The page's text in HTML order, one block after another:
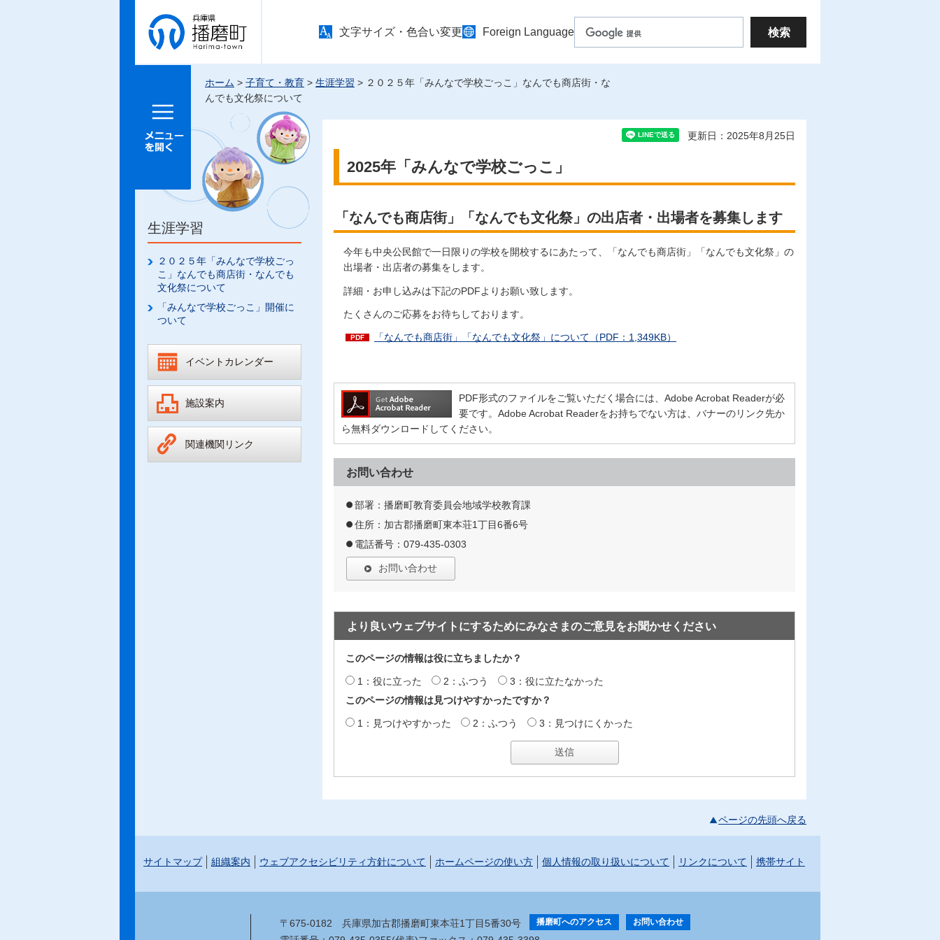
兵庫県 播
磨町
文字サイズ・色合い変更 Foreign Language
メニュー
ホーム > 子育て・教育 > 生涯学習 > ２０２５年「みんなで学校ごっこ」なんでも商店街・な
んでも文化祭について
生涯学習
２０２５年「みんなで学校ごっ
こ」なんでも商店街・なんでも
文化祭について
「みんなで学校ごっこ」開催に
ついて
イベントカレンダー
施設案内
関連機関リンク
更新日：2025年8月25日
2025年「みんなで学校ごっこ」
「なんでも商店街」「なんでも文化祭」の出店者・出場者を募集します
今年も中央公民館で一日限りの学校を開校するにあたって、「なんでも商店街」「なんでも文化祭」の
出場者・出店者の募集をします。
詳細・お申し込みは下記のPDFよりお願い致します。
たくさんのご応募をお待ちしております。
「なんでも商店街」「なんでも文化祭」について（PDF：1,349KB）
PDF形式のファイルをご覧いただく場合には、Adobe Acrobat Readerが必
要です。Adobe Acrobat Readerをお持ちでない方は、バナーのリンク先か
ら無料ダウンロードしてください。
お問い合わせ
部署：播磨町教育委員会地域学校教育課
住所：加古郡播磨町東本荘1丁目6番6号
電話番号：079-435-0303
お問い合わせ
より良いウェブサイトにするためにみなさまのご意見をお聞かせください
このページの情報は役に立ちましたか？
1：役に立った 2：ふつう
3：役に立たなかった
このページの情報は見つけやすかったですか？
1：見つけやすかった 2：ふつう 3：見つけにくかった
ページの先頭へ戻る
サイトマップ 組織案内 ウェブアクセシビリティ方針について ホームページの使い方 個人情報の取り扱いについて リンクについて 携帯サイト
〒675-0182 兵庫県加古郡播磨町東本荘1丁目5番30号 播磨町へのアクセス お問い合わせ